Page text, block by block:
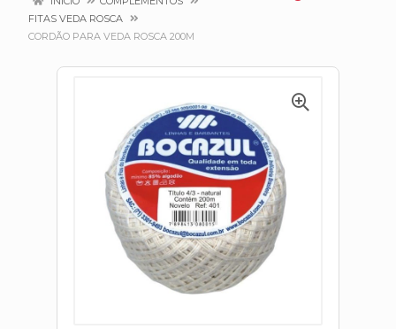
FITAS VEDA ROSCA
CORDÃO PARA VEDA ROSCA 200M